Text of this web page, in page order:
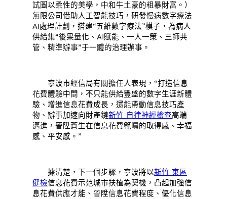
試圖以柔性的美學，中和牛土豪的粗暴財富。）
無限公司借助人工智能技巧，研發慢病數字療法
AI處理計劃，搭建“五維數字療法”模子，為病人
供給集“後果量化、AI賦能、一人一策、三師共
管、精準辦事”于一體的治理辦事。
寧波市經信局有關擔任人表現，“打造信息
花費體驗中間，不只能供給豐盛的數字生涯新體
驗、增進信息花費成長，還能帶動信息技巧產
物、辦事加速向財產鏈新竹 自律神經檢查高端
邁進，晉陞蒼生在信息花費範疇的取得感、幸福
感、平安感。”
據清楚，下一個步驟，寧波將以新竹 東區
健檢信息花費示范城市扶植為契機，凸起加強信
息花費供應才能、晉陞信息花費程度、優化信息